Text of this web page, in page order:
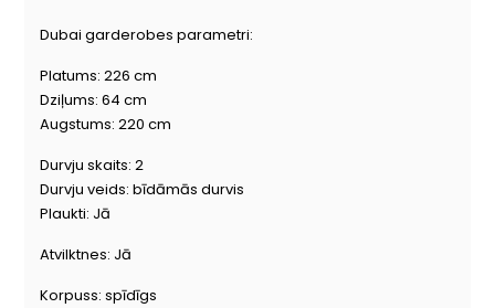
Dubai garderobes parametri:
Platums: 226 cm
Dziļums: 64 cm
Augstums: 220 cm
Durvju skaits: 2
Durvju veids: bīdāmās durvis
Plaukti: Jā
Atvilktnes: Jā
Korpuss: spīdīgs